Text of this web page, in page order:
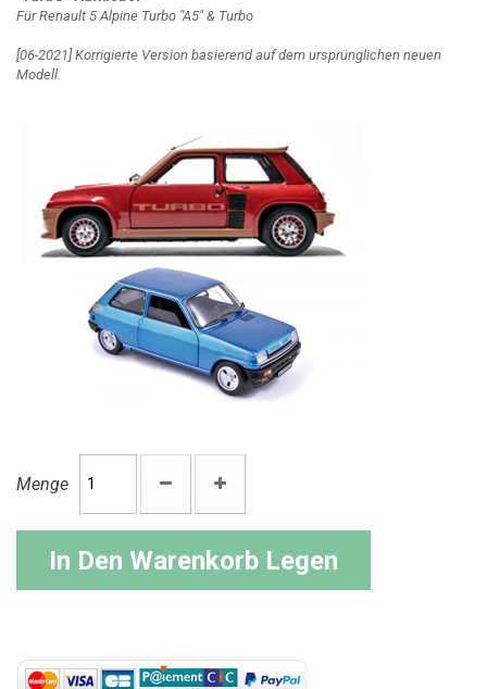
Für Renault 5 Alpine Turbo "A5" & Turbo
[06-2021] Korrigierte Version basierend auf dem ursprünglichen neuen
Modell.
Menge
In Den Warenkorb Legen